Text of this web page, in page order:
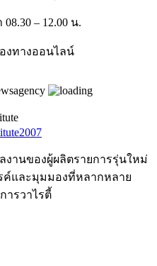
– 12.00 น.
งทางออนไลน์
งานของผู้ผลิตรายการรุ่นใหม่
ค์และมุมมองที่หลากหลาย
ารวาไรตี้